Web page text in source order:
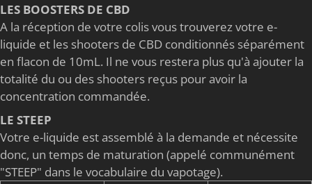
LES BOOSTERS DE CBD
A la réception de votre colis vous trouverez votre e-
liquide et les shooters de CBD conditionnés séparément
en flacon de 10mL. Il ne vous restera plus qu'à ajouter la
totalité du ou des shooters reçus pour avoir la
concentration commandée.
LE STEEP
Votre e-liquide est assemblé à la demande et nécessite
donc, un temps de maturation (appelé communément
"STEEP" dans le vocabulaire du vapotage).